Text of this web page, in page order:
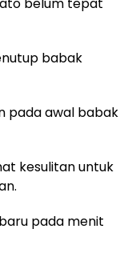
babak
pada awal babak
kesulitan untuk
pada menit